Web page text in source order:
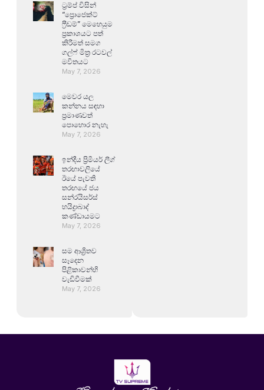
ට්‍රම්ප් විසින්
“ප්‍රොජෙක්ට්
ෆ්‍රීඩම්” මෙහෙයුම
ප්‍රකාශයට පත්
කිරීමත් සමග
ගල්ෆ් මිත්‍ර රටවල්
මවිතයට
May 7, 2026
මෙවර යල
කන්නය සඳහා
ප්‍රමාණවත්
පොහොර නැහැ
May 7, 2026
ඉන්දීය ප්‍රිමියර් ලීග්
තරඟාවලියේ
ඊයේ පැවති
තරඟයේ ජය
සන්රයිසර්ස්
හයිද්‍රාබාද්
කණ්ඩායමට
May 7, 2026
සම ආශ්‍රිතව
සෑදෙන
පිළිකාවන්හි
වැඩිවීමක්
May 7, 2026